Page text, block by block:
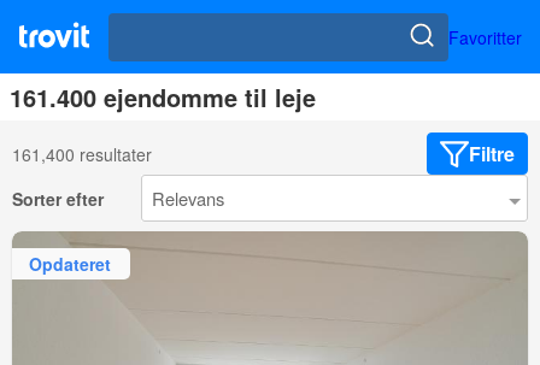
Favoritter
161.400 ejendomme til leje
161,400 resultater Filtre
Sorter efter
Opdateret